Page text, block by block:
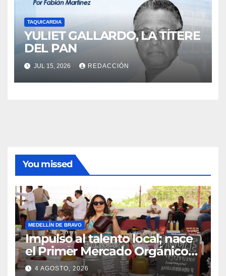
TAQUICARDIA
YULIET GALLARDO, LA TÍTERE
DEL PAN
JUL 15, 2026 REDACCIÓN
You missed
MEDELLÍN DE BRAVO
Impulso al talento local; nace
el Primer Mercado Orgánico
en Medellín
4 AGOSTO, 2026